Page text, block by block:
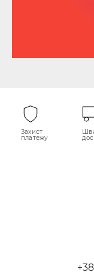
Захист
платежу